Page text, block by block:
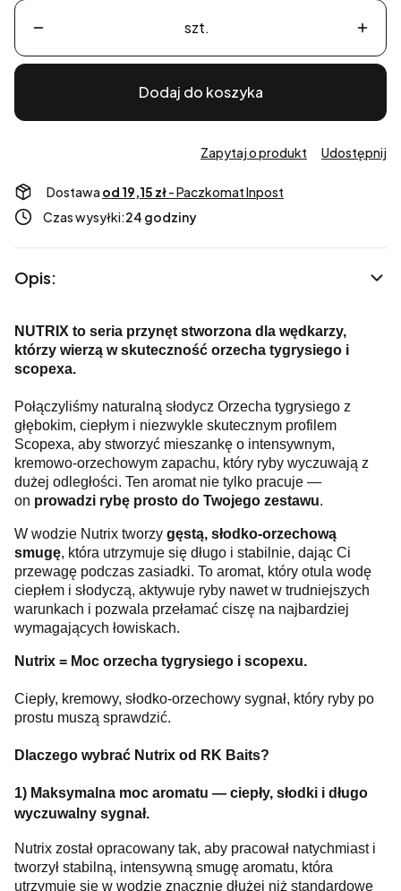
szt.
Dodaj do koszyka
Zapytaj o produkt Udostępnij
Dostawa od 19,15 zł- Paczkomat Inpost
Czas wysyłki:24 godziny
Opis:
NUTRIX to seria przynęt stworzona dla wędkarzy,
którzy wierzą w skuteczność orzecha tygrysiego i
scopexa.
Połączyliśmy naturalną słodycz Orzecha tygrysiego z
głębokim, ciepłym i niezwykle skutecznym profilem
Scopexa, aby stworzyć mieszankę o intensywnym,
kremowo-orzechowym zapachu, który ryby wyczuwają z
dużej odległości. Ten aromat nie tylko pracuje —
on prowadzi rybę prosto do Twojego zestawu.
W wodzie Nutrix tworzy gęstą, słodko-orzechową
smugę, która utrzymuje się długo i stabilnie, dając Ci
przewagę podczas zasiadki. To aromat, który otula wodę
ciepłem i słodyczą, aktywuje ryby nawet w trudniejszych
warunkach i pozwala przełamać ciszę na najbardziej
wymagających łowiskach.
Nutrix = Moc orzecha tygrysiego i scopexu.
Ciepły, kremowy, słodko-orzechowy sygnał, który ryby po
prostu muszą sprawdzić.
Dlaczego wybrać Nutrix od RK Baits?
1) Maksymalna moc aromatu — ciepły, słodki i długo
wyczuwalny sygnał.
Nutrix został opracowany tak, aby pracował natychmiast i
tworzył stabilną, intensywną smugę aromatu, która
utrzymuje się w wodzie znacznie dłużej niż standardowe